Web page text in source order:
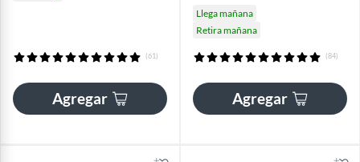
(61)
Agregar
Llega mañana
Retira mañana
(84)
Agregar